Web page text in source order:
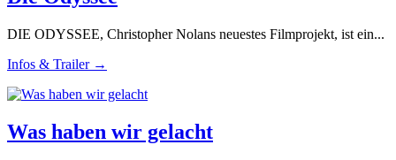
DIE ODYSSEE, Christopher Nolans neuestes Filmprojekt, ist ein...
Infos & Trailer →
Was haben wir gelacht